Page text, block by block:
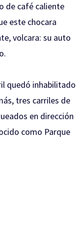
de café caliente
este chocara
volcara: su auto
quedó inhabilitado
tres carriles de
en dirección
como Parque